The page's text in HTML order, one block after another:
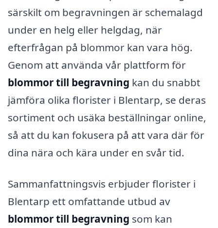
särskilt om begravningen är schemalagd
under en helg eller helgdag, när
efterfrågan på blommor kan vara hög.
Genom att använda vår plattform för
blommor till begravning kan du snabbt
jämföra olika florister i Blentarp, se deras
sortiment och usäka beställningar online,
så att du kan fokusera på att vara där för
dina nära och kära under en svår tid.
Sammanfattningsvis erbjuder florister i
Blentarp ett omfattande utbud av
blommor till begravning som kan